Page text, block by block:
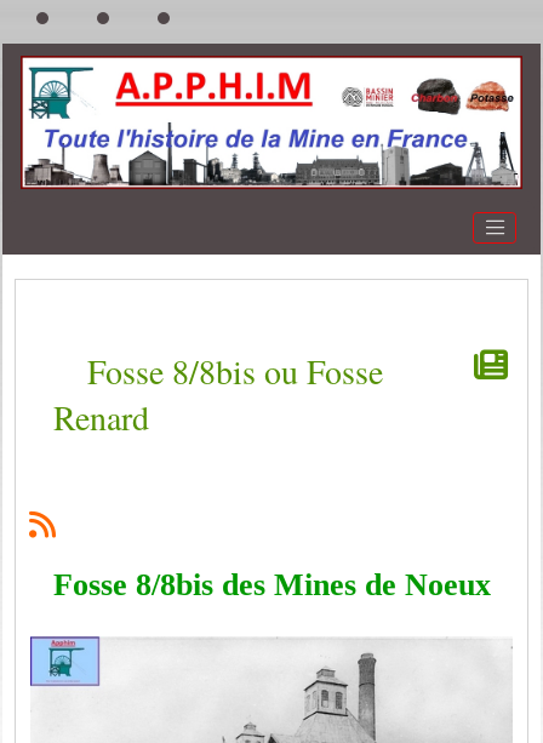
Fosse 8/8bis ou Fosse
Renard
Fosse 8/8bis des Mines de Noeux